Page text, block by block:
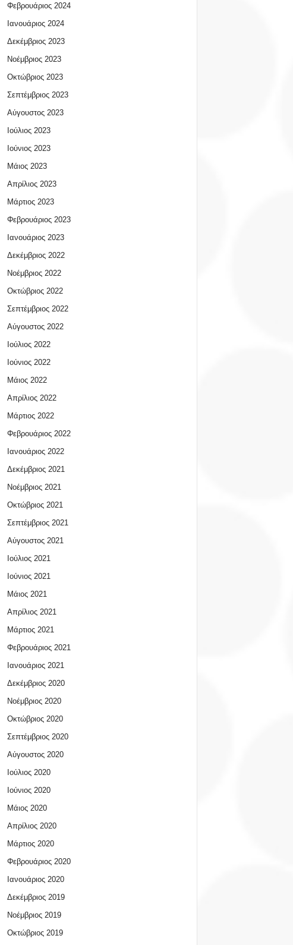
Φεβρουάριος 2024
Ιανουάριος 2024
Δεκέμβριος 2023
Νοέμβριος 2023
Οκτώβριος 2023
Σεπτέμβριος 2023
Αύγουστος 2023
Ιούλιος 2023
Ιούνιος 2023
Μάιος 2023
Απρίλιος 2023
Μάρτιος 2023
Φεβρουάριος 2023
Ιανουάριος 2023
Δεκέμβριος 2022
Νοέμβριος 2022
Οκτώβριος 2022
Σεπτέμβριος 2022
Αύγουστος 2022
Ιούλιος 2022
Ιούνιος 2022
Μάιος 2022
Απρίλιος 2022
Μάρτιος 2022
Φεβρουάριος 2022
Ιανουάριος 2022
Δεκέμβριος 2021
Νοέμβριος 2021
Οκτώβριος 2021
Σεπτέμβριος 2021
Αύγουστος 2021
Ιούλιος 2021
Ιούνιος 2021
Μάιος 2021
Απρίλιος 2021
Μάρτιος 2021
Φεβρουάριος 2021
Ιανουάριος 2021
Δεκέμβριος 2020
Νοέμβριος 2020
Οκτώβριος 2020
Σεπτέμβριος 2020
Αύγουστος 2020
Ιούλιος 2020
Ιούνιος 2020
Μάιος 2020
Απρίλιος 2020
Μάρτιος 2020
Φεβρουάριος 2020
Ιανουάριος 2020
Δεκέμβριος 2019
Νοέμβριος 2019
Οκτώβριος 2019